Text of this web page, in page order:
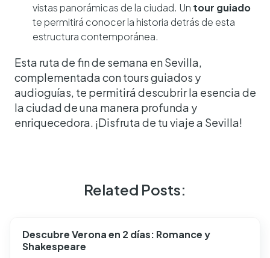
vistas panorámicas de la ciudad. Un tour guiado
te permitirá conocer la historia detrás de esta
estructura contemporánea.
Esta ruta de fin de semana en Sevilla,
complementada con tours guiados y
audioguías, te permitirá descubrir la esencia de
la ciudad de una manera profunda y
enriquecedora. ¡Disfruta de tu viaje a Sevilla!
Related Posts:
Descubre Verona en 2 días: Romance y
Shakespeare